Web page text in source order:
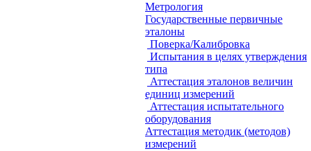
Метрология
Государственные первичные
эталоны
Поверка/Калибровка
Испытания в целях утверждения
типа
Аттестация эталонов величин
единиц измерений
Аттестация испытательного
оборудования
Аттестация методик (методов)
измерений